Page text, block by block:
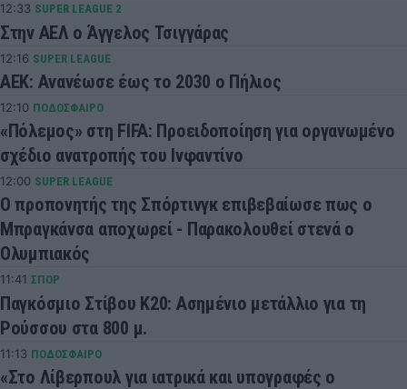
12:33 SUPER LEAGUE 2
Στην ΑΕΛ ο Άγγελος Τσιγγάρας
12:16 SUPER LEAGUE
ΑΕΚ: Ανανέωσε έως το 2030 ο Πήλιος
12:10 ΠΟΔΟΣΦΑΙΡΟ
«Πόλεμος» στη FIFA: Προειδοποίηση για οργανωμένο
σχέδιο ανατροπής του Ινφαντίνο
12:00 SUPER LEAGUE
Ο προπονητής της Σπόρτινγκ επιβεβαίωσε πως ο
Μπραγκάνσα αποχωρεί - Παρακολουθεί στενά ο
Ολυμπιακός
11:41 ΣΠΟΡ
Παγκόσμιο Στίβου Κ20: Ασημένιο μετάλλιο για τη
Ρούσσου στα 800 μ.
11:13 ΠΟΔΟΣΦΑΙΡΟ
«Στο Λίβερπουλ για ιατρικά και υπογραφές ο